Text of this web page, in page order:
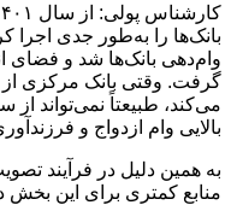
بانک‌ها را به‌طور جدی
وام‌دهی بانک‌ها شد و فضای
گرفت. وقتی بانک مرکزی
می‌کند، طبیعتاً نمی‌تواند
بالایی وام ازدواج و
به همین دلیل در فرآیند
منابع کمتری برای این بخش